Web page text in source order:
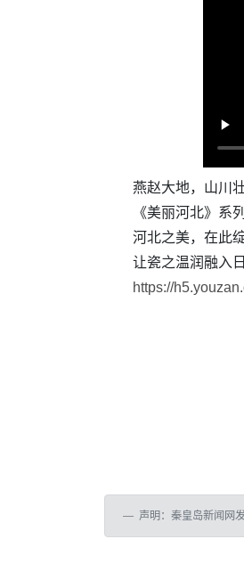
燕赵大地，山川
《美丽河北》系
河北之美，在此绽
让瓷之温润融入
https://
声明：秦皇岛新闻网